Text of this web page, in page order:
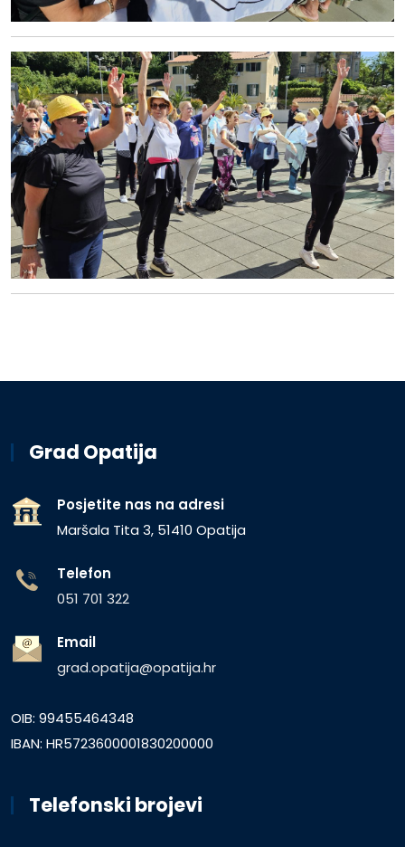
Grad Opatija
Posjetite nas na adresi
Maršala Tita 3, 51410 Opatija
Telefon
051 701 322
Email
grad.opatija@opatija.hr
OIB: 99455464348
IBAN: HR5723600001830200000
Telefonski brojevi